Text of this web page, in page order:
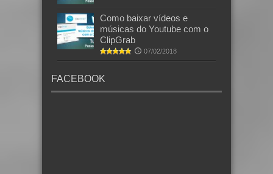
Como baixar vídeos e
músicas do Youtube com o
ClipGrab
07/02/2018
FACEBOOK